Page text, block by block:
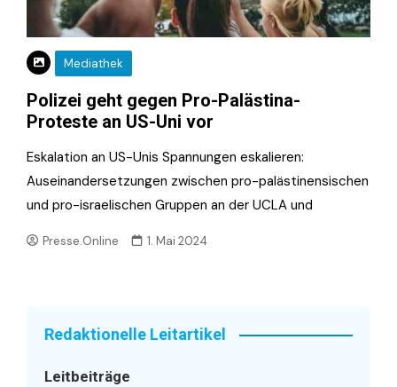
Mediathek
Polizei geht gegen Pro-Palästina-
Proteste an US-Uni vor
Eskalation an US-Unis Spannungen eskalieren:
Auseinandersetzungen zwischen pro-palästinensischen
und pro-israelischen Gruppen an der UCLA und
Presse.Online 1. Mai 2024
Redaktionelle Leitartikel
Leitbeiträge